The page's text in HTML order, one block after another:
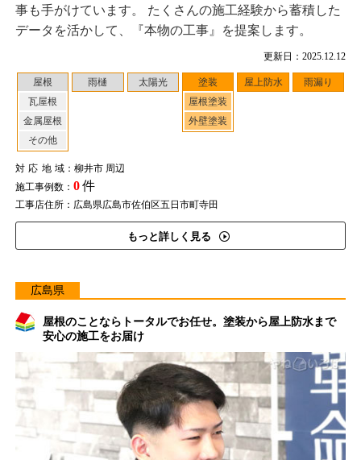
更新日：2025.12.12
屋根
瓦屋根
金属屋根
その他
雨樋 太陽光
塗装
屋根塗装
外壁塗装
屋上防水 雨漏り
対応地域：柳井市 周辺
施工事例数： 0件
工事店住所：広島県広島市佐伯区五日市町寺田
もっと詳しく見る
事も手がけています。 たくさんの施工経験から蓄積した
データを活かして、『本物の工事』を提案します。
広島県
屋根のことならトータルでお任せ。塗装から屋上防水まで
安心の施工をお届け